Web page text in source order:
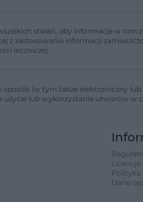
starań, aby informacje w nim
z zastosowania informacji
leczniczej.
(w tym także elektroniczny
lub wykorzystanie utworów w
Licencje
Polityka
Dane